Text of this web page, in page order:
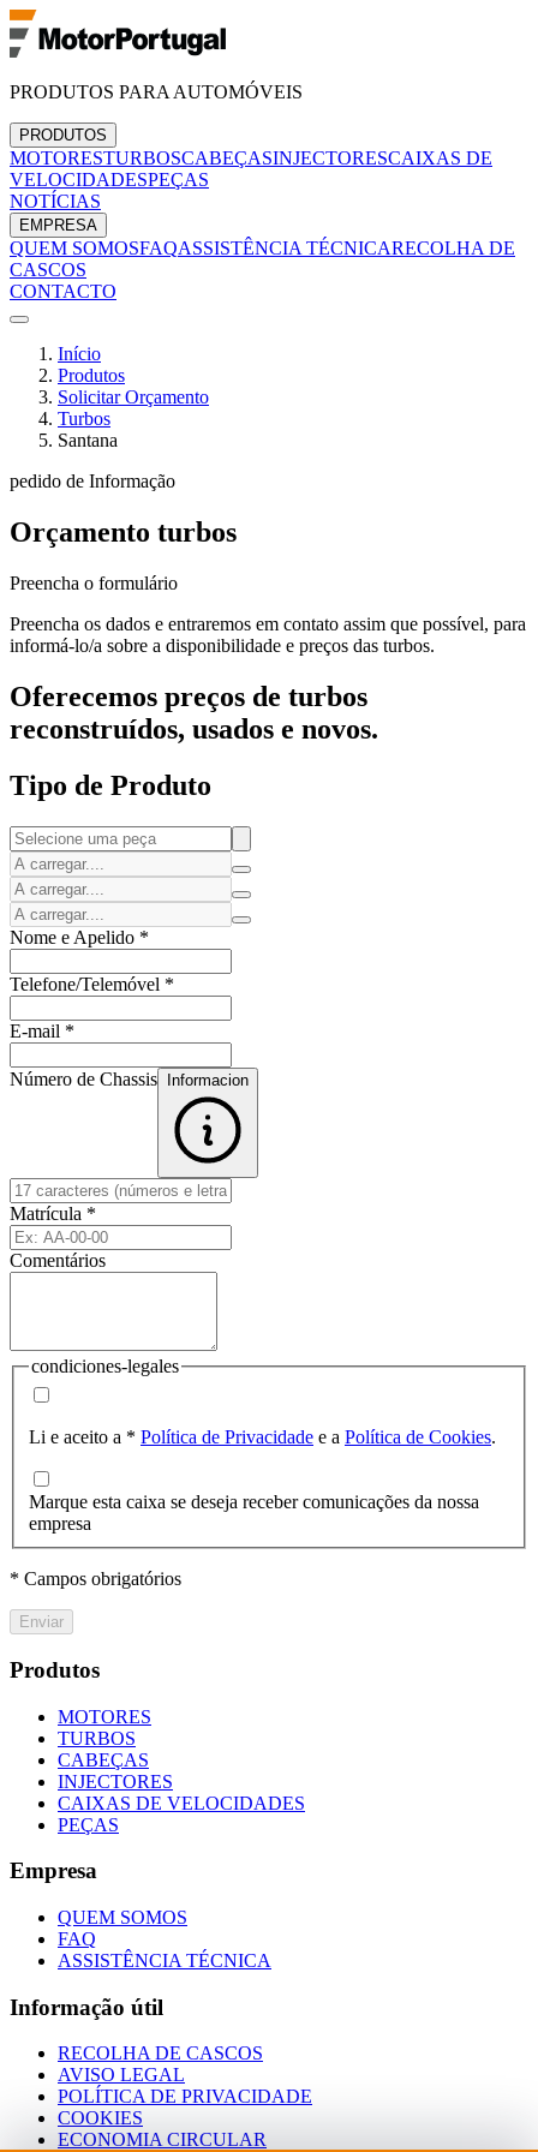
PRODUTOS PARA AUTOMÓVEIS
PRODUTOS
MOTORESTURBOSCABEÇASINJECTORESCAIXAS DE
VELOCIDADESPEÇAS
NOTÍCIAS
EMPRESA
QUEM SOMOSFAQASSISTÊNCIA TÉCNICARECOLHA DE
CASCOS
CONTACTO
Início
Produtos
Solicitar Orçamento
Turbos
Santana
pedido de Informação
Orçamento turbos
Preencha o formulário
Preencha os dados e entraremos em contato assim que possível, para
informá-lo/a sobre a disponibilidade e preços das turbos.
Oferecemos preços de turbos
reconstruídos, usados e novos.
Tipo de Produto
Nome e Apelido *
Telefone/Telemóvel *
E-mail *
Número de Chassis Informacion
Matrícula *
Comentários
condiciones-legales
Li e aceito a * Política de Privacidade e a Política de Cookies.
Marque esta caixa se deseja receber comunicações da nossa
empresa
* Campos obrigatórios
Enviar
Produtos
MOTORES
TURBOS
CABEÇAS
INJECTORES
CAIXAS DE VELOCIDADES
PEÇAS
Empresa
QUEM SOMOS
FAQ
ASSISTÊNCIA TÉCNICA
Informação útil
RECOLHA DE CASCOS
AVISO LEGAL
POLÍTICA DE PRIVACIDADE
COOKIES
ECONOMIA CIRCULAR